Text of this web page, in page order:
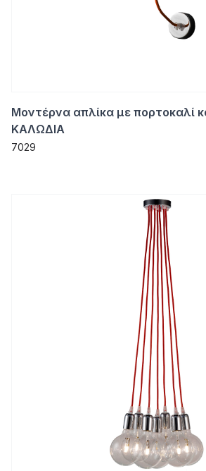
Μοντέρνα απλίκα με πορτοκαλί
ΚΑΛΩΔΙΑ
7029